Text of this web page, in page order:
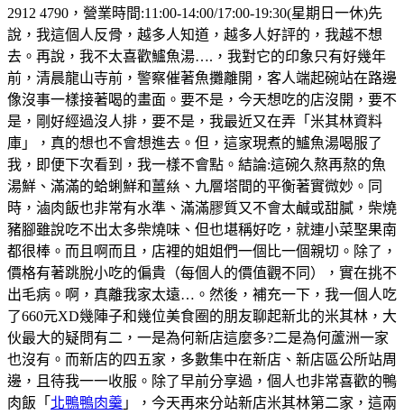
2912 4790，營業時間:11:00-14:00/17:00-19:30(星期日一休)先
說，我這個人反骨，越多人知道，越多人好評的，我越不想
去。再說，我不太喜歡鱸魚湯….，我對它的印象只有好幾年
前，清晨龍山寺前，警察催著魚攤離開，客人端起碗站在路邊
像沒事一樣接著喝的畫面。要不是，今天想吃的店沒開，要不
是，剛好經過沒人排，要不是，我最近又在弄「米其林資料
庫」，真的想也不會想進去。但，這家現煮的鱸魚湯喝服了
我，即便下次看到，我一樣不會點。結論:這碗久熬再熬的魚
湯鮮、滿滿的蛤蜊鮮和薑𢇃、九層塔間的平衡著實微妙。同
時，滷肉飯也非常有水準、滿滿膠質又不會太鹹或甜膩，柴燒
豬腳雖說吃不出太多柴燒味、但也堪稱好吃，就連小菜埾果南
都很棒。而且啊而且，店裡的姐姐們一個比一個親切。除了，
價格有著跳脫小吃的偏貴（每個人的價值觀不同），實在挑不
出毛病。啊，真離我家太遠…。然後，補充一下，我一個人吃
了660元XD幾陣子和幾位美食圈的朋友聊起新北的米其林，大
伙最大的疑問有二，一是為何新店這麼多?二是為何蘆洲一家
也沒有。而新店的四五家，多數集中在新店、新店區公所站周
邊，且待我一一收服。除了早前分享過，個人也非常喜歡的鴨
肉飯「 北鴨鴨肉羹 」，今天再來分站新店米其林第二家，這兩